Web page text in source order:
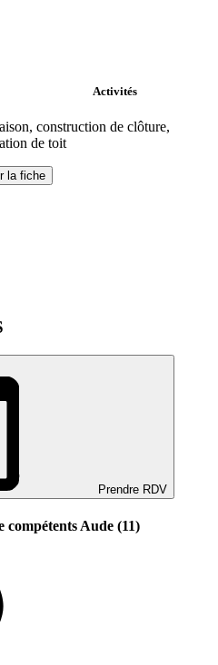
Activités
construction de clôture,
de toit
la fiche
Prendre RDV
compétents Aude (11)